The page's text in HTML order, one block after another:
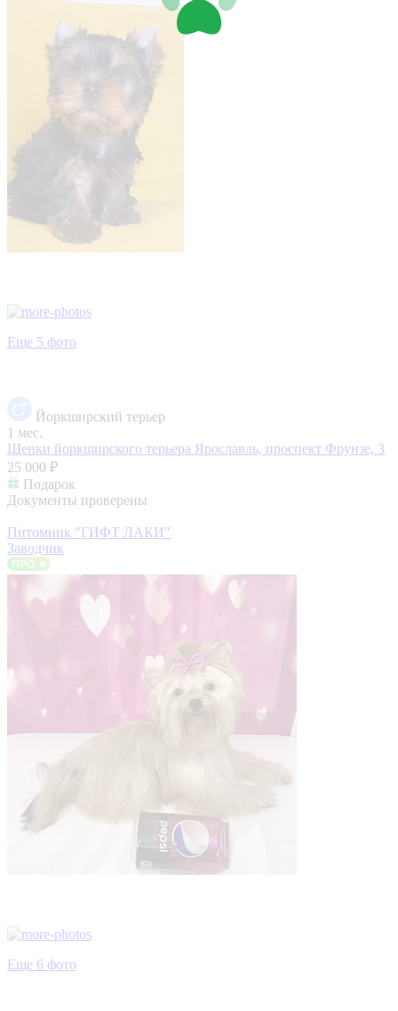
Еще 5 фото
Йоркширский терьер
1 мес.
Щенки йоркширского терьера Ярославль, проспект Фрунзе, 3
25 000 ₽
Подарок
Документы проверены
Питомник "ГИФТ ЛАКИ"
Заводчик
Еще 6 фото